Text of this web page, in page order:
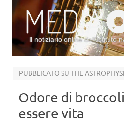
Il notiziario online dell’Istituto
Odore di
essere vita